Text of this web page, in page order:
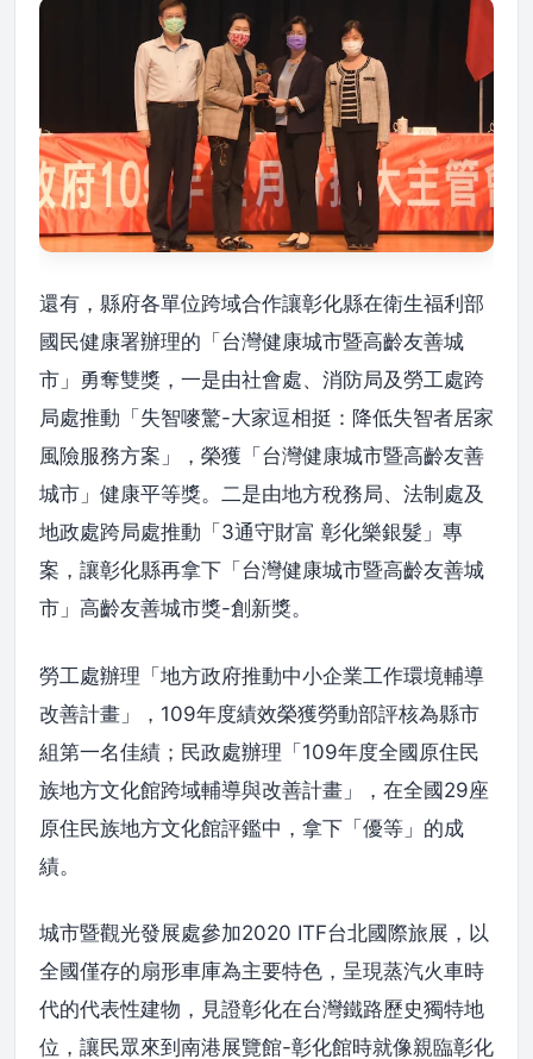
還有，縣府各單位跨域合作讓彰化縣在衛生福利部
國民健康署辦理的「台灣健康城市暨高齡友善城
市」勇奪雙獎，一是由社會處、消防局及勞工處跨
局處推動「失智嘜驚-大家逗相挺：降低失智者居家
風險服務方案」，榮獲「台灣健康城市暨高齡友善
城市」健康平等獎。二是由地方稅務局、法制處及
地政處跨局處推動「3通守財富 彰化樂銀髮」專
案，讓彰化縣再拿下「台灣健康城市暨高齡友善城
市」高齡友善城市獎-創新獎。
勞工處辦理「地方政府推動中小企業工作環境輔導
改善計畫」，109年度績效榮獲勞動部評核為縣市
組第一名佳績；民政處辦理「109年度全國原住民
族地方文化館跨域輔導與改善計畫」，在全國29座
原住民族地方文化館評鑑中，拿下「優等」的成
績。
城市暨觀光發展處參加2020 ITF台北國際旅展，以
全國僅存的扇形車庫為主要特色，呈現蒸汽火車時
代的代表性建物，見證彰化在台灣鐵路歷史獨特地
位，讓民眾來到南港展覽館-彰化館時就像親臨彰化